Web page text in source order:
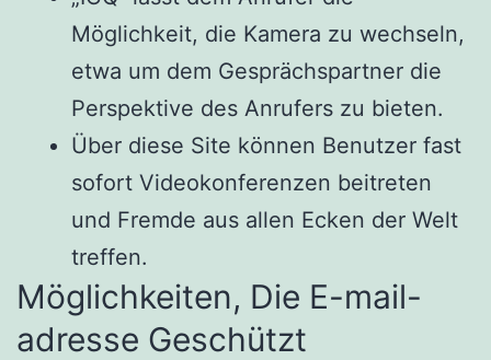
Möglichkeit, die Kamera zu wechseln,
etwa um dem Gesprächspartner die
Perspektive des Anrufers zu bieten.
Über diese Site können Benutzer fast
sofort Videokonferenzen beitreten
und Fremde aus allen Ecken der Welt
treffen.
Möglichkeiten, Die E-mail-
adresse Geschützt